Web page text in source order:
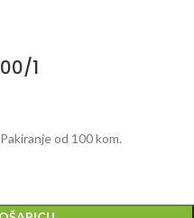
1
od 100 kom.